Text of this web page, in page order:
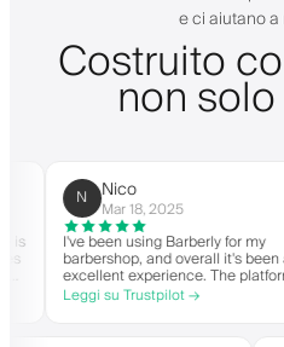
e ci aiutano
Costruito
non
Nico
Mar 18, 2025
I've been using Barberly for my
barbershop, and overall it's been an
excellent experience. The platform
is easy to use, reliable, and has
streamlined my booking process.
Leggi su Trustpilot →